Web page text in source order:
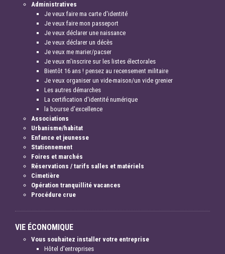
Administratives
Je veux faire ma carte d'identité
Je veux faire mon passeport
Je veux déclarer une naissance
Je veux déclarer un décès
Je veux me marier/pacser
Je veux m'inscrire sur les listes électorales
Bientôt 16 ans ! pensez au recensement militaire
Je veux organiser un vide-maison/un vide grenier
Les autres démarches
La certification d'identité numérique
la bourse d'excellence
Associations
Urbanisme/habitat
Enfance et jeunesse
Stationnement
Foires et marchés
Réservations / tarifs salles et matériels
Cimetière
Opération tranquillité vacances
Procédure crue
VIE ÉCONOMIQUE
Vous souhaitez installer votre entreprise
Hôtel d'entreprises